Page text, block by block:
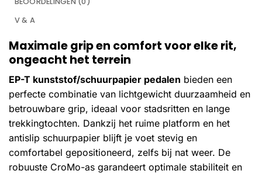
V & A
Maximale grip en comfort voor elke rit,
ongeacht het terrein
EP-T kunststof/schuurpapier pedalen bieden een
perfecte combinatie van lichtgewicht duurzaamheid en
betrouwbare grip, ideaal voor stadsritten en lange
trekkingtochten. Dankzij het ruime platform en het
antislip schuurpapier blijft je voet stevig en
comfortabel gepositioneerd, zelfs bij nat weer. De
robuuste CroMo-as garandeert optimale stabiliteit en